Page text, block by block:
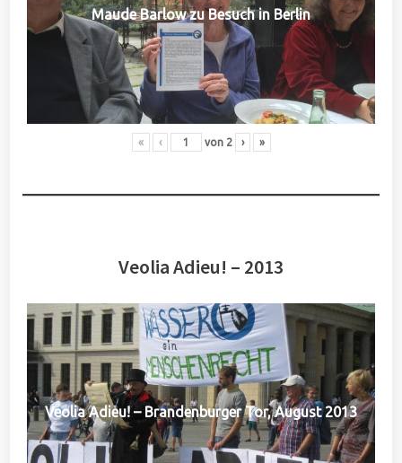
Maude Barlow zu Besuch in Berlin
« ‹ von 2 › »
Veolia Adieu! – 2013
Veolia Adieu! – Brandenburger Tor, August 2013